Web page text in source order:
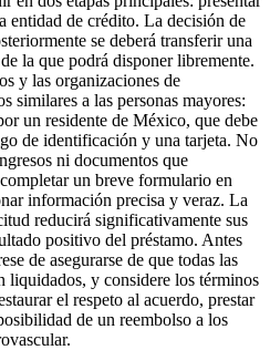
entidad de crédito. La decisión de
se deberá transferir una
la que podrá disponer libremente.
y las organizaciones de
similares a las personas mayores:
un residente de México, que debe
de identificación y una tarjeta. No
ni documentos que
un breve formulario en
información precisa y veraz. La
reducirá significativamente sus
positivo del préstamo. Antes
de asegurarse de que todas las
liquidados, y considere los términos
el respeto al acuerdo, prestar
de un reembolso a los